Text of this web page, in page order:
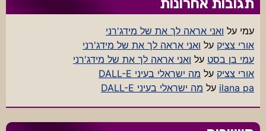
תגובות אחרונות
עמי על ואני אראה לך את של מידג'רני
אורי צציק על ואני אראה לך את של מידג'רני
עמי בן בסט על ואני אראה לך את של מידג'רני
אורי צציק על מה ישראלי בעיני DALL-E
ilana pa על מה ישראלי בעיני DALL-E